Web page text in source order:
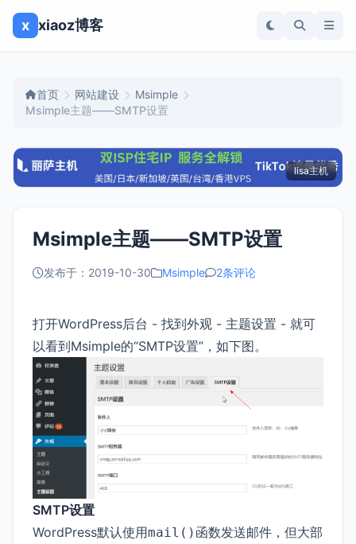
x xiaoz博客
首页 网站建设
Msimple
Msimple主题——SMTP设置
lisa主机
Msimple主题——SMTP设置
发布于：2019-10-30 Msimple 2条评论
打开WordPress后台 - 找到外观 - 主题设置 - 就可
以看到Msimple的“SMTP设置”，如下图。
SMTP设置
WordPress默认使用mail() 函数发送邮件，但大部